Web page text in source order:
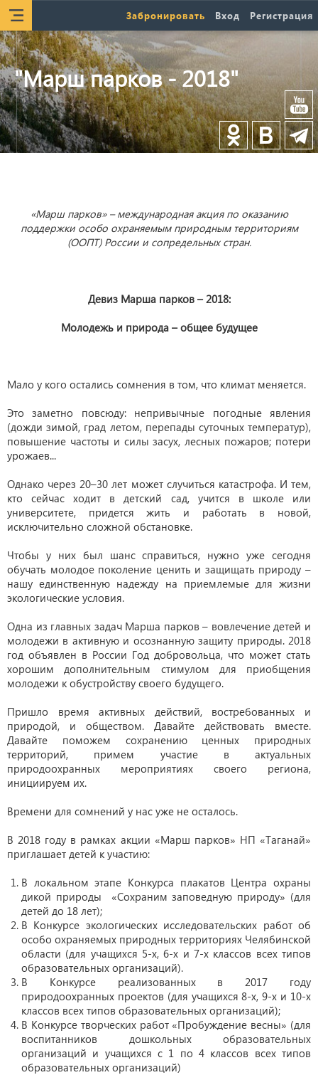
Забронировать Вход Регистрация
"Марш парков - 2018"
«Марш парков» – международная акция по оказанию
поддержки особо охраняемым природным территориям
(ООПТ) России и сопредельных стран.
Девиз Марша парков – 2018:
Молодежь и природа – общее будущее
Мало у кого остались сомнения в том, что климат меняется.
Это заметно повсюду: непривычные погодные явления
(дожди зимой, град летом, перепады суточных температур),
повышение частоты и силы засух, лесных пожаров; потери
урожаев...
Однако через 20–30 лет может случиться катастрофа. И тем,
кто сейчас ходит в детский сад, учится в школе или
университете, придется жить и работать в новой,
исключительно сложной обстановке.
Чтобы у них был шанс справиться, нужно уже сегодня
обучать молодое поколение ценить и защищать природу –
нашу единственную надежду на приемлемые для жизни
экологические условия.
Одна из главных задач Марша парков – вовлечение детей и
молодежи в активную и осознанную защиту природы. 2018
год объявлен в России Год добровольца, что может стать
хорошим дополнительным стимулом для приобщения
молодежи к обустройству своего будущего.
Пришло время активных действий, востребованных и
природой, и обществом. Давайте действовать вместе.
Давайте поможем сохранению ценных природных
территорий, примем участие в актуальных
природоохранных мероприятиях своего региона,
инициируем их.
Времени для сомнений у нас уже не осталось.
В 2018 году в рамках акции «Марш парков» НП «Таганай»
приглашает детей к участию:
В локальном этапе Конкурса плакатов Центра охраны
дикой природы «Сохраним заповедную природу» (для
детей до 18 лет);
В Конкурсе экологических исследовательских работ об
особо охраняемых природных территориях Челябинской
области (для учащихся 5-х, 6-х и 7-х классов всех типов
образовательных организаций).
В Конкурсе реализованных в 2017 году
природоохранных проектов (для учащихся 8-х, 9-х и 10-х
классов всех типов образовательных организаций);
В Конкурсе творческих работ «Пробуждение весны» (для
воспитанников дошкольных образовательных
организаций и учащихся с 1 по 4 классов всех типов
образовательных организаций)